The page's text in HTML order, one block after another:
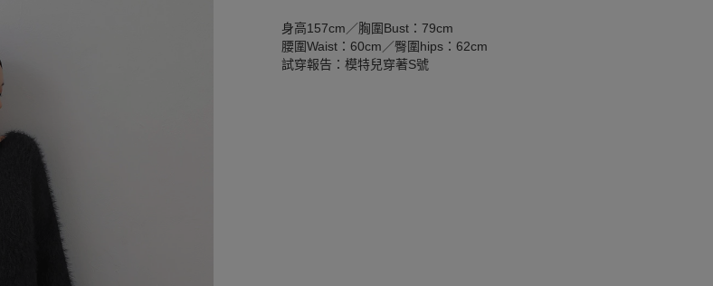
身高157cm／胸圍Bust：79cm
腰圍Waist：60cm／臀圍hips：62cm
試穿報告：模特兒穿著S號